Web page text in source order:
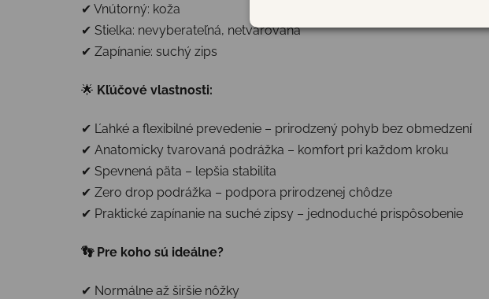
✔ Vnútorný: koža
✔ Stielka: nevyberateľná, netvarovaná
✔ Zapínanie: suchý zips
🌟 Kľúčové vlastnosti:
✔ Ľahké a flexibilné prevedenie – prirodzený pohyb bez obmedzení
✔ Anatomicky tvarovaná podrážka – komfort pri každom kroku
✔ Spevnená päta – lepšia stabilita
✔ Zero drop podrážka – podpora prirodzenej chôdze
✔ Praktické zapínanie na suché zipsy – jednoduché prispôsobenie
👣 Pre koho sú ideálne?
✔ Normálne až širšie nôžky